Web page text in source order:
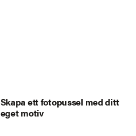
Skapa ett fotopussel med ditt
eget motiv